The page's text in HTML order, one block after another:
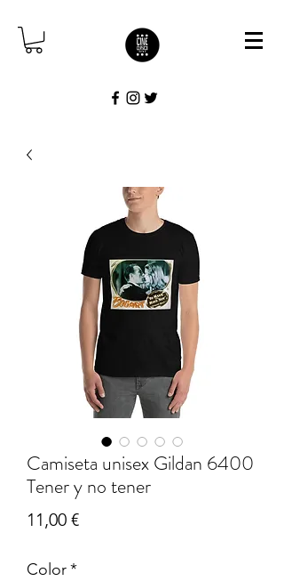
Camiseta unisex Gildan 6400
Tener y no tener
11,00 €Precio
Color*